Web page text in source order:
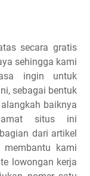
secara gratis
sehingga kami
ingin untuk
sebagai bentuk
baiknya
situs ini
dari artikel
kami
lowongan kerja